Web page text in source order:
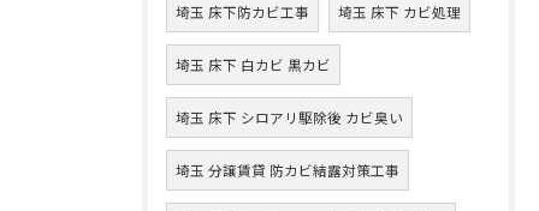
埼玉 床下防カビ工事 埼玉 床下 カビ処理
埼玉 床下 白カビ 黒カビ
埼玉 床下 シロアリ駆除後 カビ臭い
埼玉 分譲賃貸 防カビ結露対策工事